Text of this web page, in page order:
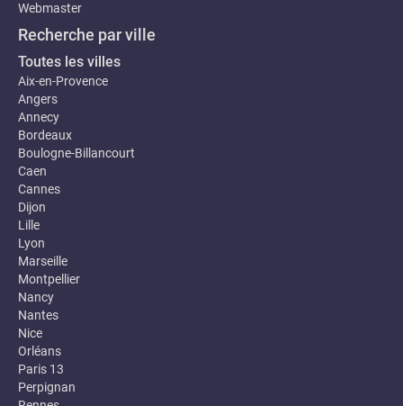
Webmaster
Recherche par ville
Toutes les villes
Aix-en-Provence
Angers
Annecy
Bordeaux
Boulogne-Billancourt
Caen
Cannes
Dijon
Lille
Lyon
Marseille
Montpellier
Nancy
Nantes
Nice
Orléans
Paris 13
Perpignan